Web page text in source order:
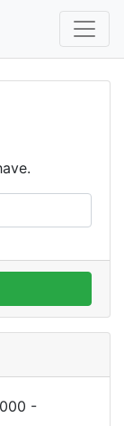
-